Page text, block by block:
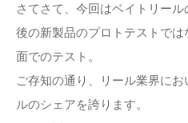
さてさて、今回はベイトリー
後の新製品のプロトテストで
面でのテスト。
ご存知の通り、リール業界に
ルのシェアを誇ります。